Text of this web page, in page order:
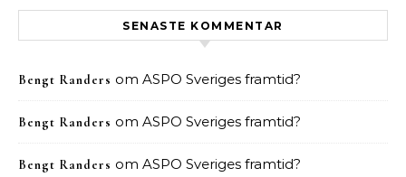
SENASTE KOMMENTAR
Bengt Randers om ASPO Sveriges framtid?
Bengt Randers om ASPO Sveriges framtid?
Bengt Randers om ASPO Sveriges framtid?